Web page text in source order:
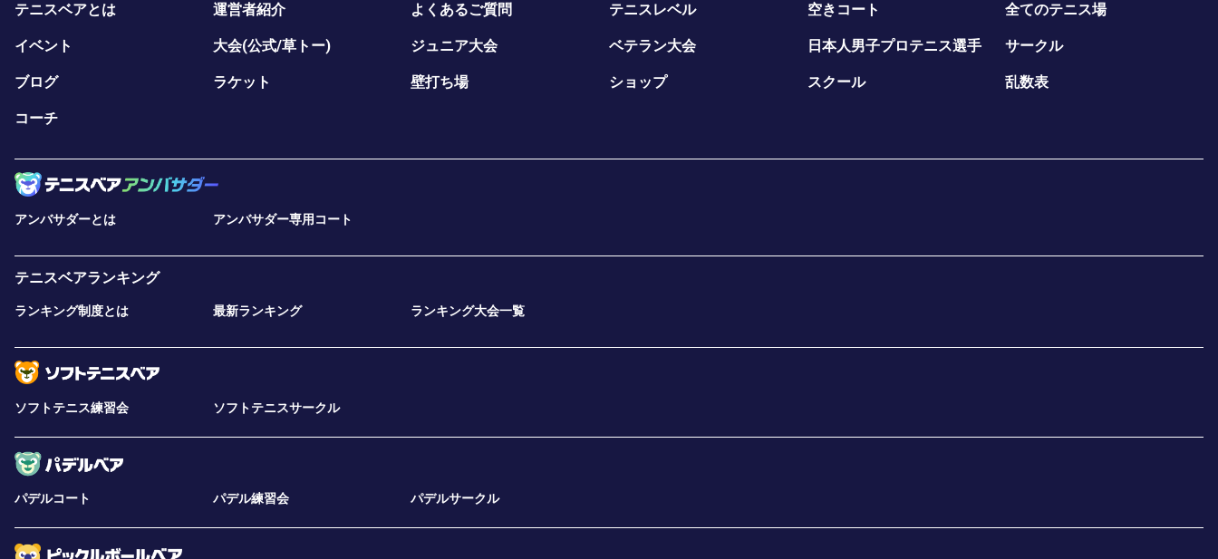
テニスベアとは 運営者紹介 よくあるご質問 テニスレベル 空きコート 全てのテニス場
イベント 大会(公式/草トー) ジュニア大会 ベテラン大会 日本人男子プロテニス選手 サークル
ブログ ラケット 壁打ち場 ショップ スクール 乱数表
コーチ
アンバサダーとは アンバサダー専用コート
テニスベアランキング
ランキング制度とは 最新ランキング ランキング大会一覧
ソフトテニス練習会 ソフトテニスサークル
パデルコート パデル練習会 パデルサークル